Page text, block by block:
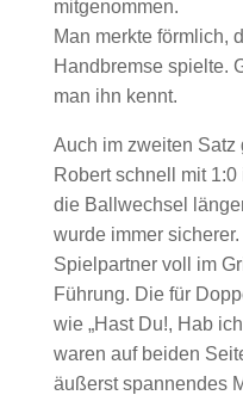
mitgenommen.
Man merkte förmlich,
Handbremse spielte.
man ihn kennt.
Auch im zweiten Satz
Robert schnell mit
die Ballwechsel
wurde immer
Spielpartner voll im
Führung. Die für
wie „Hast Du!, Hab
waren auf beiden
äußerst spannendes